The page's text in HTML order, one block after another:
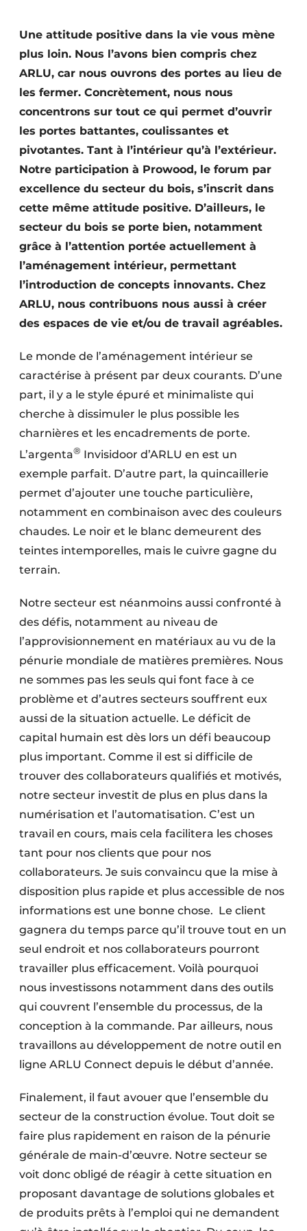
Privacy / Cookie statement
S’inscrire à l’événement
S’inscrire
S’inscrire
Termes et conditions
Video’s
Une attitude positive dans la vie vous mène
plus loin. Nous l’avons bien compris chez
ARLU, car nous ouvrons des portes au lieu de
les fermer. Concrètement, nous nous
concentrons sur tout ce qui permet d’ouvrir
les portes battantes, coulissantes et
pivotantes. Tant à l’intérieur qu’à l’extérieur.
Notre participation à Prowood, le forum par
excellence du secteur du bois, s’inscrit dans
cette même attitude positive. D’ailleurs, le
secteur du bois se porte bien, notamment
grâce à l’attention portée actuellement à
l’aménagement intérieur, permettant
l’introduction de concepts innovants. Chez
ARLU, nous contribuons nous aussi à créer
des espaces de vie et/ou de travail agréables.
Le monde de l’aménagement intérieur se
caractérise à présent par deux courants. D’une
part, il y a le style épuré et minimaliste qui
cherche à dissimuler le plus possible les
charnières et les encadrements de porte.
L’argenta® Invisidoor d’ARLU en est un
exemple parfait. D’autre part, la quincaillerie
permet d’ajouter une touche particulière,
notamment en combinaison avec des couleurs
chaudes. Le noir et le blanc demeurent des
teintes intemporelles, mais le cuivre gagne du
terrain.
Notre secteur est néanmoins aussi confronté à
des défis, notamment au niveau de
l’approvisionnement en matériaux au vu de la
pénurie mondiale de matières premières. Nous
ne sommes pas les seuls qui font face à ce
problème et d’autres secteurs souffrent eux
aussi de la situation actuelle. Le déficit de
capital humain est dès lors un défi beaucoup
plus important. Comme il est si difficile de
trouver des collaborateurs qualifiés et motivés,
notre secteur investit de plus en plus dans la
numérisation et l’automatisation. C’est un
travail en cours, mais cela facilitera les choses
tant pour nos clients que pour nos
collaborateurs. Je suis convaincu que la mise à
disposition plus rapide et plus accessible de nos
informations est une bonne chose. Le client
gagnera du temps parce qu’il trouve tout en un
seul endroit et nos collaborateurs pourront
travailler plus efficacement. Voilà pourquoi
nous investissons notamment dans des outils
qui couvrent l’ensemble du processus, de la
conception à la commande. Par ailleurs, nous
travaillons au développement de notre outil en
ligne ARLU Connect depuis le début d’année.
Finalement, il faut avouer que l’ensemble du
secteur de la construction évolue. Tout doit se
faire plus rapidement en raison de la pénurie
générale de main-d’œuvre. Notre secteur se
voit donc obligé de réagir à cette situation en
proposant davantage de solutions globales et
de produits prêts à l’emploi qui ne demandent